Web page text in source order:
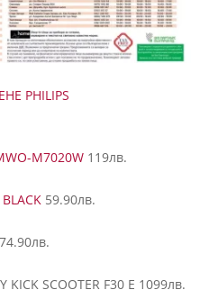
PHILIPS
M7020W 119лв.
59.90лв.
74.90лв.
SCOOTER F30 E 1099лв.